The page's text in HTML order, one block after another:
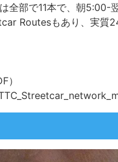
全部で11本で、朝5:00-
Routesもあり、実質
）